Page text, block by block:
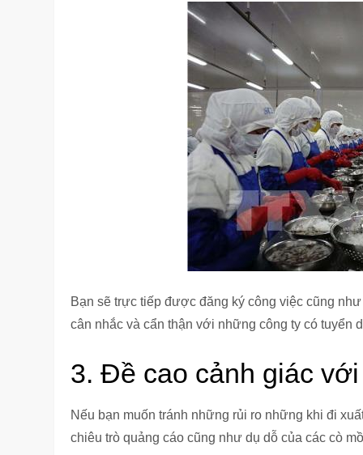
Bạn sẽ trực tiếp được đăng ký công việc cũng
cân nhắc và cẩn thận với những công ty có tuyển
3. Đề cao cảnh giác
Nếu bạn muốn tránh những rủi ro những khi đi
chiêu trò quảng cáo cũng như dụ dỗ của các cò